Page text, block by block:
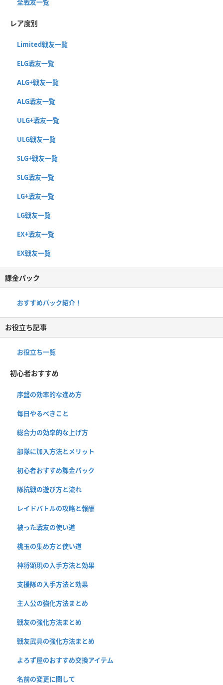
全戦友一覧
レア度別
Limited戦友一覧
ELG戦友一覧
ALG+戦友一覧
ALG戦友一覧
ULG+戦友一覧
ULG戦友一覧
SLG+戦友一覧
SLG戦友一覧
LG+戦友一覧
LG戦友一覧
EX+戦友一覧
EX戦友一覧
課金パック
おすすめパック紹介！
お役立ち記事
お役立ち一覧
初心者おすすめ
序盤の効率的な進め方
毎日やるべきこと
総合力の効率的な上げ方
部隊に加入方法とメリット
初心者おすすめ課金パック
隊抗戦の遊び方と流れ
レイドバトルの攻略と報酬
被った戦友の使い道
桃玉の集め方と使い道
神将顕現の入手方法と効果
支援隊の入手方法と効果
主人公の強化方法まとめ
戦友の強化方法まとめ
戦友武具の強化方法まとめ
よろず屋のおすすめ交換アイテム
名前の変更に関して